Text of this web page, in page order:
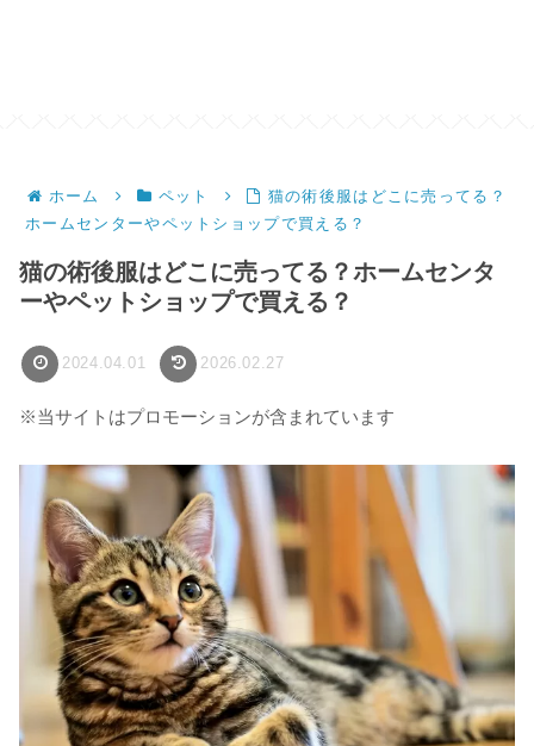
ホーム ペット
猫の術後服はどこに売ってる？
ホームセンターやペットショップで買える？
猫の術後服はどこに売ってる？ホームセンタ
ーやペットショップで買える？
2024.04.01 2026.02.27
※当サイトはプロモーションが含まれています